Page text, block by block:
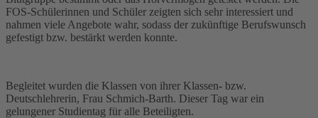
FOS-Schülerinnen und Schüler zeigten sich sehr interessiert und
nahmen viele Angebote wahr, sodass der zukünftige Berufswunsch
gefestigt bzw. bestärkt werden konnte.
Begleitet wurden die Klassen von ihrer Klassen- bzw.
Deutschlehrerin, Frau Schmich-Barth. Dieser Tag war ein
gelungener Studientag für alle Beteiligten.